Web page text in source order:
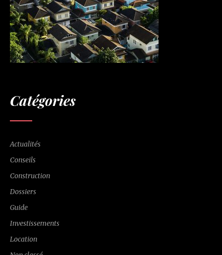
Catégories
Actualités
Conseils
Construction
Dossiers
Guide
Investissements
Location